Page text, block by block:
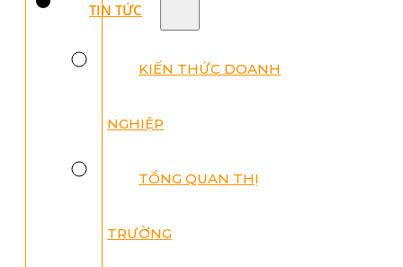
TIN TỨC
KIẾN THỨC DOANH
NGHIỆP
TỔNG QUAN THỊ
TRƯỜNG